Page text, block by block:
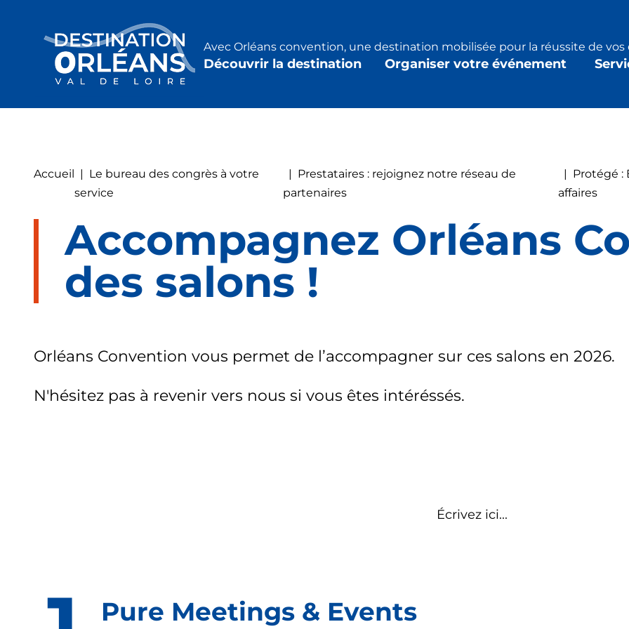
Avec Orléans convention, une destination mobilisée pour la réussite de
Découvrir la destination Organiser votre événement
Accueil | Le bureau des congrès à votre
service
| Prestataires : rejoignez notre réseau de
partenaires
| Protégé :
affaires
Accompagnez Orléans
des salons !
Orléans Convention vous permet de l’accompagner sur ces salons en 2026.
N'hésitez pas à revenir vers nous si vous êtes intéréssés.
Écrivez ici...
Pure Meetings & Events